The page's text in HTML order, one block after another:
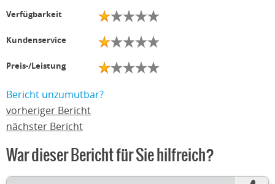
Verfügbarkeit
Kundenservice
Preis-/Leistung
Bericht unzumutbar?
vorheriger Bericht
nächster Bericht
War dieser Bericht für Sie hilfreich?